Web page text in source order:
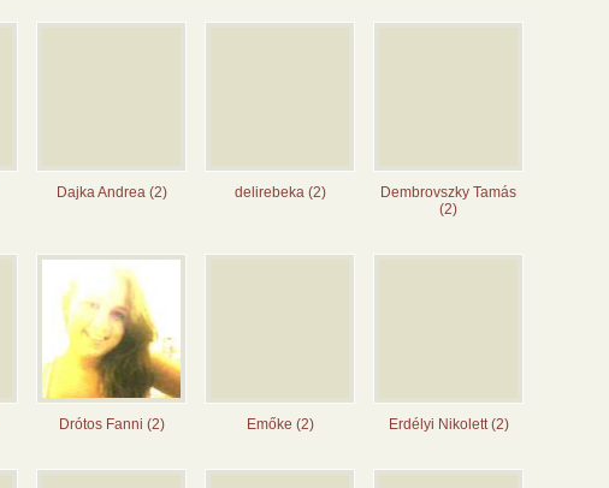
Dajka Andrea (2) delirebeka (2)
Dembrovszky Tamás
(2)
Drótos Fanni (2) Emőke (2) Erdélyi Nikolett (2)